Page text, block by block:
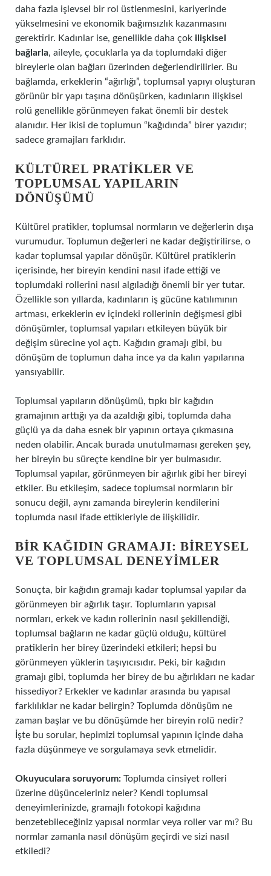
daha fazla işlevsel bir rol üstlenmesini, kariyerinde
yükselmesini ve ekonomik bağımsızlık kazanmasını
gerektirir. Kadınlar ise, genellikle daha çok ilişkisel
bağlarla, aileyle, çocuklarla ya da toplumdaki diğer
bireylerle olan bağları üzerinden değerlendirilirler. Bu
bağlamda, erkeklerin “ağırlığı”, toplumsal yapıyı oluşturan
görünür bir yapı taşına dönüşürken, kadınların ilişkisel
rolü genellikle görünmeyen fakat önemli bir destek
alanıdır. Her ikisi de toplumun “kağıdında” birer yazıdır;
sadece gramajları farklıdır.
KÜLTÜREL PRATIKLER VE
TOPLUMSAL YAPILARIN
DÖNÜŞÜMÜ
Kültürel pratikler, toplumsal normların ve değerlerin dışa
vurumudur. Toplumun değerleri ne kadar değiştirilirse, o
kadar toplumsal yapılar dönüşür. Kültürel pratiklerin
içerisinde, her bireyin kendini nasıl ifade ettiği ve
toplumdaki rollerini nasıl algıladığı önemli bir yer tutar.
Özellikle son yıllarda, kadınların iş gücüne katılımının
artması, erkeklerin ev içindeki rollerinin değişmesi gibi
dönüşümler, toplumsal yapıları etkileyen büyük bir
değişim sürecine yol açtı. Kağıdın gramajı gibi, bu
dönüşüm de toplumun daha ince ya da kalın yapılarına
yansıyabilir.
Toplumsal yapıların dönüşümü, tıpkı bir kağıdın
gramajının arttığı ya da azaldığı gibi, toplumda daha
güçlü ya da daha esnek bir yapının ortaya çıkmasına
neden olabilir. Ancak burada unutulmaması gereken şey,
her bireyin bu süreçte kendine bir yer bulmasıdır.
Toplumsal yapılar, görünmeyen bir ağırlık gibi her bireyi
etkiler. Bu etkileşim, sadece toplumsal normların bir
sonucu değil, aynı zamanda bireylerin kendilerini
toplumda nasıl ifade ettikleriyle de ilişkilidir.
BIR KAĞIDIN GRAMAJI: BIREYSEL
VE TOPLUMSAL DENEYIMLER
Sonuçta, bir kağıdın gramajı kadar toplumsal yapılar da
görünmeyen bir ağırlık taşır. Toplumların yapısal
normları, erkek ve kadın rollerinin nasıl şekillendiği,
toplumsal bağların ne kadar güçlü olduğu, kültürel
pratiklerin her birey üzerindeki etkileri; hepsi bu
görünmeyen yüklerin taşıyıcısıdır. Peki, bir kağıdın
gramajı gibi, toplumda her birey de bu ağırlıkları ne kadar
hissediyor? Erkekler ve kadınlar arasında bu yapısal
farklılıklar ne kadar belirgin? Toplumda dönüşüm ne
zaman başlar ve bu dönüşümde her bireyin rolü nedir?
İşte bu sorular, hepimizi toplumsal yapının içinde daha
fazla düşünmeye ve sorgulamaya sevk etmelidir.
Okuyuculara soruyorum: Toplumda cinsiyet rolleri
üzerine düşünceleriniz neler? Kendi toplumsal
deneyimlerinizde, gramajlı fotokopi kağıdına
benzetebileceğiniz yapısal normlar veya roller var mı? Bu
normlar zamanla nasıl dönüşüm geçirdi ve sizi nasıl
etkiledi?